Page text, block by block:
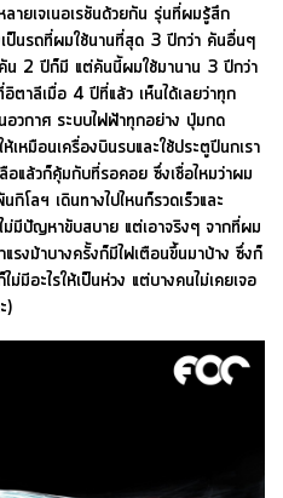
ยเจเนอเรชันด้วยกัน รุ่นที่ผมรู้สึก
นรถที่ผมใช้นานที่สุด 3 ปีกว่า คันอื่นๆ
น 2 ปีก็มี แต่คันนี้ผมใช้มานาน 3 ปีกว่า
ตาลีเมื่อ 4 ปีที่แล้ว เห็นได้เลยว่าทุก
วกาศ ระบบไฟฟ้าทุกอย่าง ปุ่มกด
เหมือนเครื่องบินรบและใช้ประตูปีนกเรา
แล้วก็คุ้มกับที่รอคอย ซึ่งเชื่อไหมว่าผม
โลฯ เดินทางไปไหนก็รวดเร็วและ
ม่มีปัญหาขับสบาย แต่เอาจริงๆ จากที่ผม
รงม้าบางครั้งก็มีไฟเตือนขึ้นมาบ้าง ซึ่งก็
มีอะไรให้เป็นห่วง แต่บางคนไม่เคยเจอ
)